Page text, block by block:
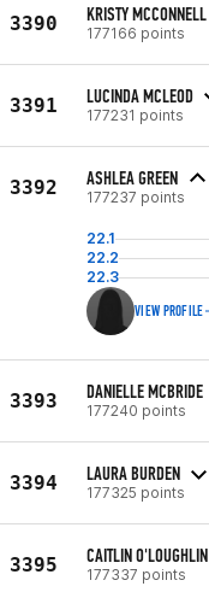
3390 KRISTY MCCONNELL
177166 points
3391 LUCINDA MCLEOD
177231 points
3392 ASHLEA GREEN
177237 points
22.1
22.2
22.3
VIEW PROFILE
3393 DANIELLE MCBRIDE
177240 points
3394 LAURA BURDEN
177325 points
3395 CAITLIN O'LOUGHLIN
177337 points